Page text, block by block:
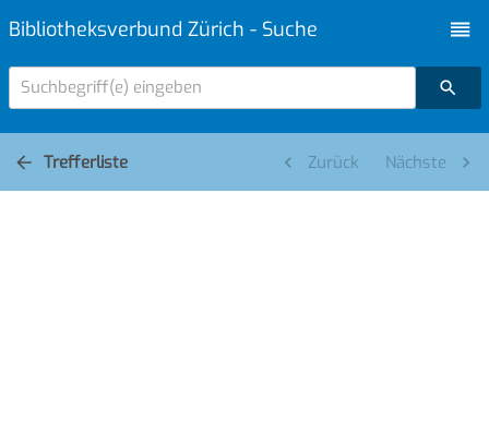
Bibliotheksverbund Zürich - Suche
Suchbegriff(e) eingeben
Trefferliste Zurück Nächste